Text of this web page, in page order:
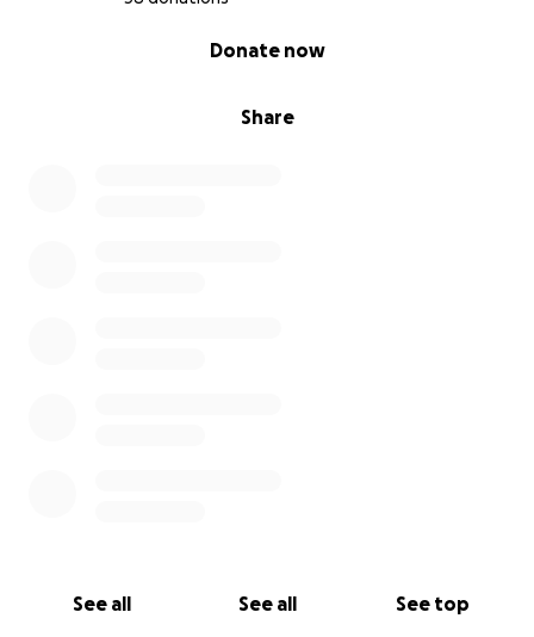
Share
Donate now
See all See all See top